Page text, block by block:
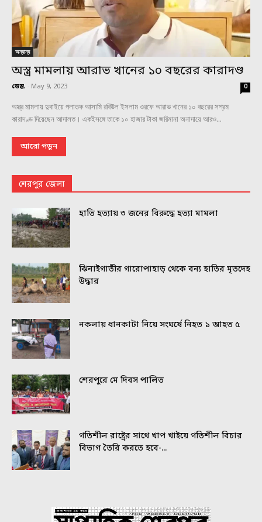
অন্যান্য
অস্ত্র মামলায় আরাভ খানের ১০ বছরের কারাদণ্ড
ডেস্ক - May 9, 2023 0
অস্ত্র মামলায় দুবাইয়ে পলাতক আসামি রবিউল ইসলাম ওরফে আরাভ খানের ১০ বছরের সশ্রম
কারাদণ্ড দিয়েছেন আদালত। একইসঙ্গে তাকে ১০ হাজার টাকা জরিমানা অনাদায়ে আরও...
আরো পড়ুন
শেরপুর জেলা
হাতি হত্যায় ৩ জনের বিরুদ্ধে হত্যা মামলা
ঝিনাইগাতীর গারোপাহাড় থেকে বন্য হাতির মৃতদেহ
উদ্ধার
নকলায় ধানকাটা নিয়ে সংঘর্ষে নিহত ১ আহত ৫
শেরপুরে মে দিবস পালিত
গতিশীল রাষ্ট্রের সাথে খাপ খাইয়ে গতিশীল বিচার
বিভাগ তৈরি করতে হবে-...